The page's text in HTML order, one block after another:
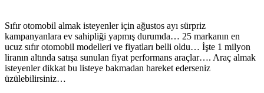
Sıfır otomobil almak isteyenler için ağustos ayı sürpriz
kampanyanlara ev sahipliği yapmış durumda… 25 markanın en
ucuz sıfır otomobil modelleri ve fiyatları belli oldu… İşte 1 milyon
liranın altında satışa sunulan fiyat performans araçlar…. Araç almak
isteyenler dikkat bu listeye bakmadan hareket ederseniz
üzülebilirsiniz…